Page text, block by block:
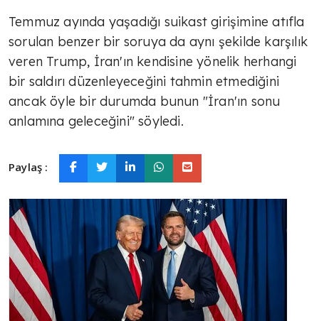
Temmuz ayında yaşadığı suikast girişimine atıfla
sorulan benzer bir soruya da aynı şekilde karşılık
veren Trump, İran'ın kendisine yönelik herhangi
bir saldırı düzenleyeceğini tahmin etmediğini
ancak öyle bir durumda bunun "İran'ın sonu
anlamına geleceğini" söyledi.
Paylaş :